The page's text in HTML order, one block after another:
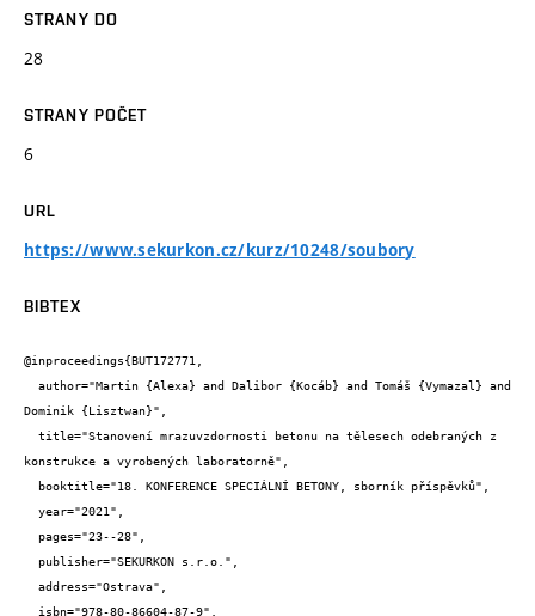
STRANY DO
28
STRANY POČET
6
URL
https://www.sekurkon.cz/kurz/10248/soubory
BIBTEX
@inproceedings{BUT172771,
Dominik {Lisztwan}",
konstrukce a vyrobených laboratorně",